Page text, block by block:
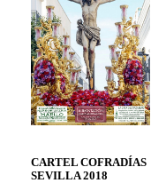
CARTEL COFRADÍAS
SEVILLA 2018